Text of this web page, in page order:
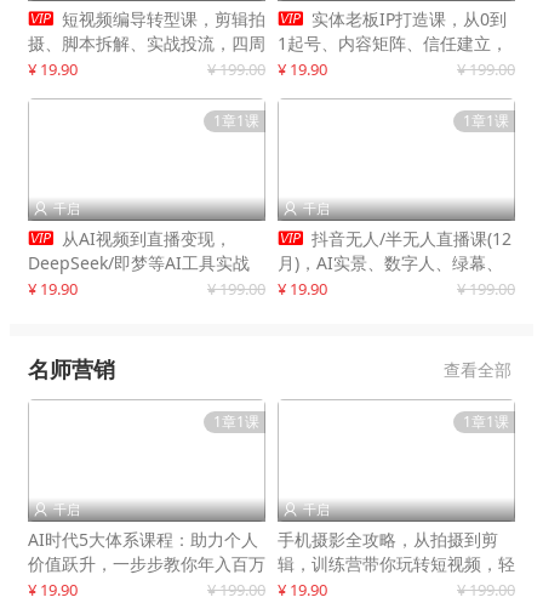
 短视频编导转型课，剪辑拍
摄、脚本拆解、实战投流，四周
系统教学，快速入行月入2w+
¥ 19.90 ¥ 199.00
 实体老板IP打造课，从0到
1起号、内容矩阵、信任建立，
打造门店IP，稳定获客增收
¥ 19.90 ¥ 199.00
1章1课
 千启
 从AI视频到直播变现，
DeepSeek/即梦等AI工具实战
教学，生产爆款视频，打造高流
¥ 19.90 ¥ 199.00
1章1课
 千启
 抖音无人/半无人直播课(12
月)，AI实景、数字人、绿幕、
多种玩法、24小时自动盈利
¥ 19.90 ¥ 199.00
名师营销 查看全部
1章1课
 千启
AI时代5大体系课程：助力个人
价值跃升，一步步教你年入百万
¥ 19.90 ¥ 199.00
1章1课
 千启
手机摄影全攻略，从拍摄到剪
辑，训练营带你玩转短视频，轻
松拍大片
¥ 19.90 ¥ 199.00